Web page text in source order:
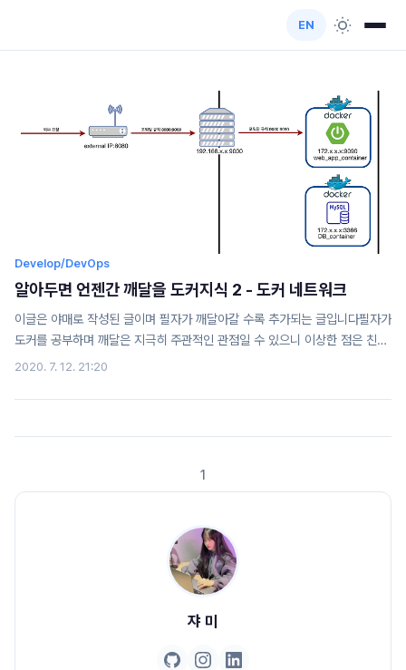
EN
Develop/DevOps
알아두면 언젠간 깨달을 도커지식 2 - 도커 네트워크
이글은 야매로 작성된 글이며 필자가 깨달아갈 수록 추가되는 글입니다필자가
도커를 공부하며 깨달은 지극히 주관적인 관점일 수 있으니 이상한 점은 친절
한 댓글 부탁드립니다!그리고 항상 도커의 길로 인도해주는 영우찡 감사여! 가
192.168.x.x 아이피 대역으로 내 컴퓨터에 아이피를 할당해준다. 그치만 이
2020. 7. 12. 21:20
1
쟈 미